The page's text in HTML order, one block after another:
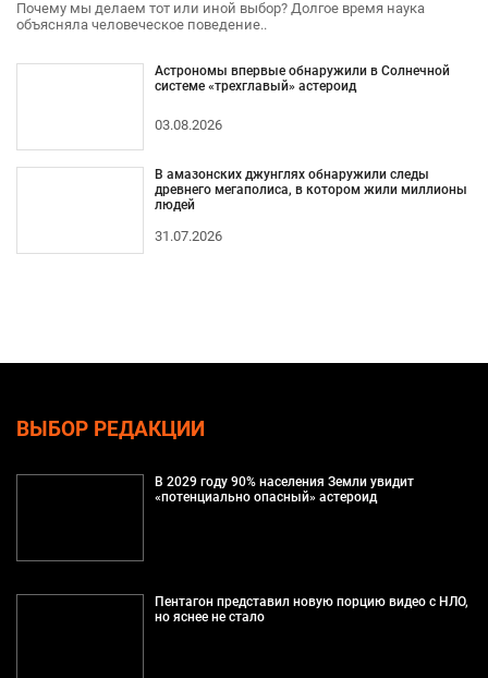
Почему мы делаем тот или иной выбор? Долгое время наука
объясняла человеческое поведение..
Астрономы впервые обнаружили в Солнечной
системе «трехглавый» астероид
03.08.2026
В амазонских джунглях обнаружили следы
древнего мегаполиса, в котором жили миллионы
людей
31.07.2026
ВЫБОР РЕДАКЦИИ
В 2029 году 90% населения Земли увидит
«потенциально опасный» астероид
Пентагон представил новую порцию видео с НЛО,
но яснее не стало